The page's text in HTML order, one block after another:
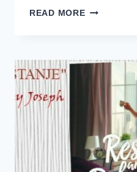
READ MORENAJAVA
(01.-